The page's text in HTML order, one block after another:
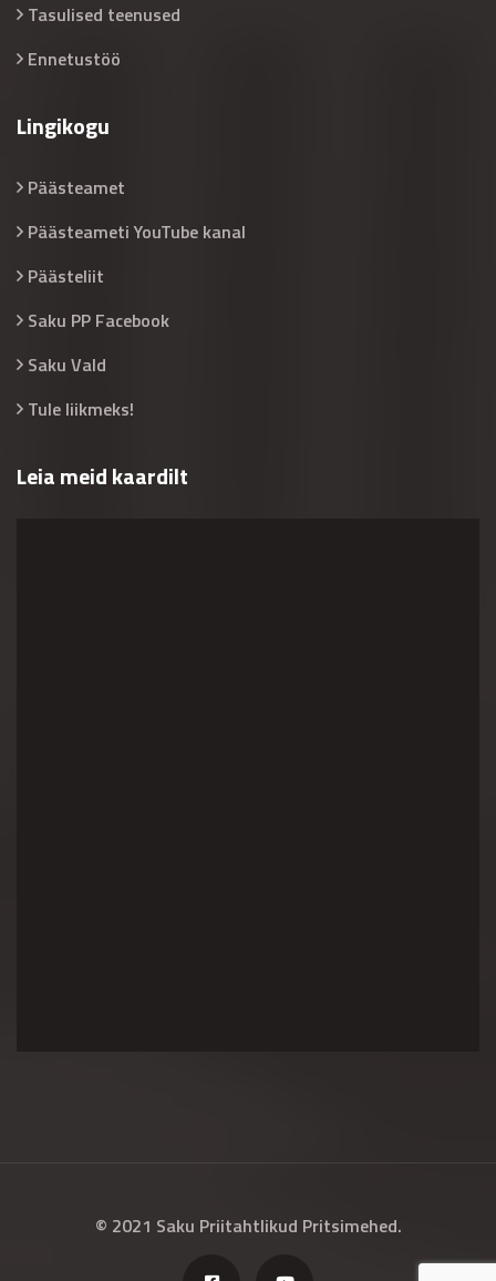
Tasulised teenused
Ennetustöö
Lingikogu
Päästeamet
Päästeameti YouTube kanal
Päästeliit
Saku PP Facebook
Saku Vald
Tule liikmeks!
Leia meid kaardilt
© 2021 Saku Priitahtlikud Pritsimehed.